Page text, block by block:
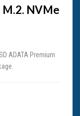
M.2. NVMe
ADATA Premium